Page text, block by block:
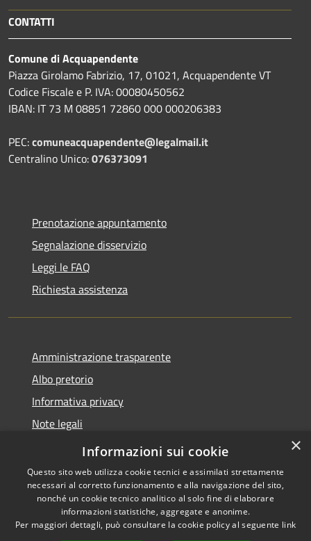
CONTATTI
Comune di Acquapendente
Piazza Girolamo Fabrizio, 17, 01021, Acquapendente VT
Codice Fiscale e P. IVA: 00080450562
IBAN: IT 73 M 08851 72860 000 000206383
PEC:comuneacquapendente@legalmail.it
Centralino Unico:076373091
Prenotazione appuntamento
Segnalazione disservizio
Leggi le FAQ
Richiesta assistenza
Amministrazione trasparente
Albo pretorio
Informativa privacy
Note legali
Dichiarazione di accessibilità
Accessibilità
Copyright © 2026 • Comune di
Acquapendente • Powered by
×
Informazioni sui cookie
Questo sito web utilizza cookie tecnici e assimilati strettamente
necessari al corretto funzionamento e alla navigazione del sito,
nonché un cookie tecnico analitico al solo fine di elaborare
informazioni statistiche, aggregate e anonime.
Per maggiori dettagli, può consultare la cookie policy al seguente link